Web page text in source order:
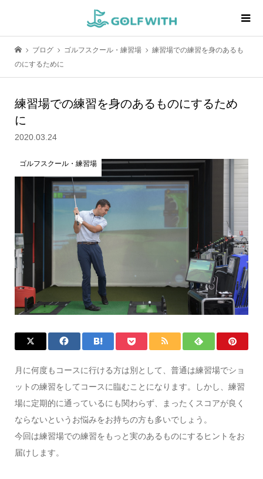
ブログ ゴルフスクール・練習場
練習場での練習を身のあるも
のにするために
練習場での練習を身のあるものにするため
に
2020.03.24
ゴルフスクール・練習場
月に何度もコースに行ける方は別として、普通は練習場でショ
ットの練習をしてコースに臨むことになります。しかし、練習
場に定期的に通っているにも関わらず、まったくスコアが良く
ならないというお悩みをお持ちの方も多いでしょう。
今回は練習場での練習をもっと実のあるものにするヒントをお
届けします。